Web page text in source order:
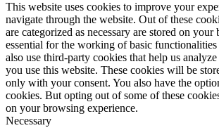
This website uses cookies to improve your
navigate through the website. Out of these
are categorized as necessary are stored on your
essential for the working of basic
also use third-party cookies that help us
you use this website. These cookies will be
only with your consent. You also have the
cookies. But opting out of some of these
on your browsing experience.
Necessary